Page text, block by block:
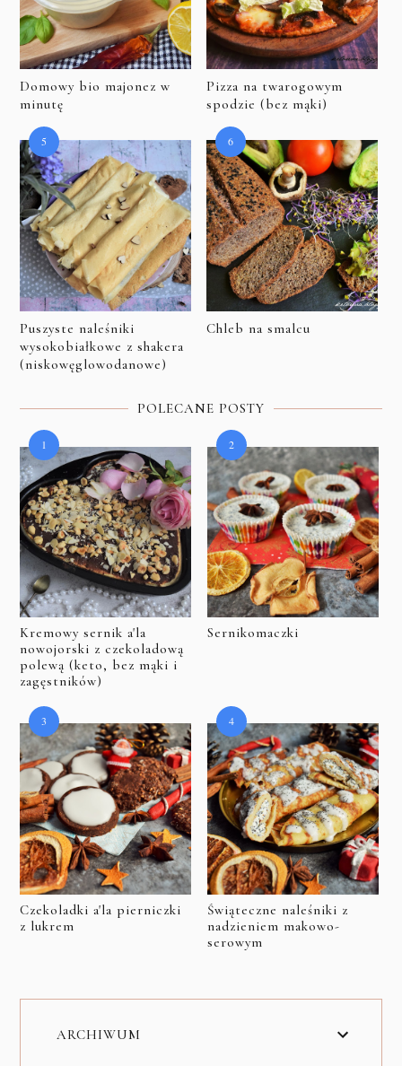
Domowy bio majonez w
minutę
Pizza na twarogowym
spodzie (bez mąki)
Puszyste naleśniki
wysokobiałkowe z shakera
(niskowęglowodanowe)
Chleb na smalcu
POLECANE POSTY
Kremowy sernik a'la
nowojorski z czekoladową
polewą (keto, bez mąki i
zagęstników)
Sernikomaczki
Czekoladki a'la pierniczki
z lukrem
Świąteczne naleśniki z
nadzieniem makowo-
serowym
ARCHIWUM